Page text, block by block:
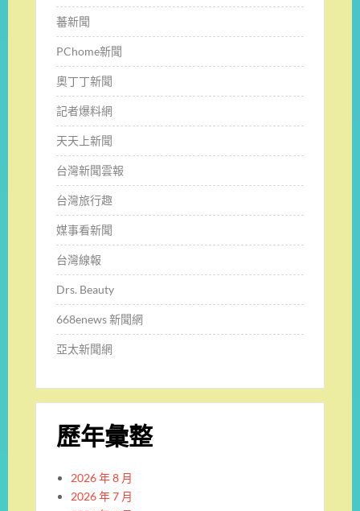
蕃新聞
PChome新聞
奧丁丁新聞
記者爆料網
天天上新聞
台灣新聞雲報
台灣旅行趣
媒事看新聞
台灣線報
Drs. Beauty
668enews 新聞網
亞太新聞網
歷年彙整
2026 年 8 月
2026 年 7 月